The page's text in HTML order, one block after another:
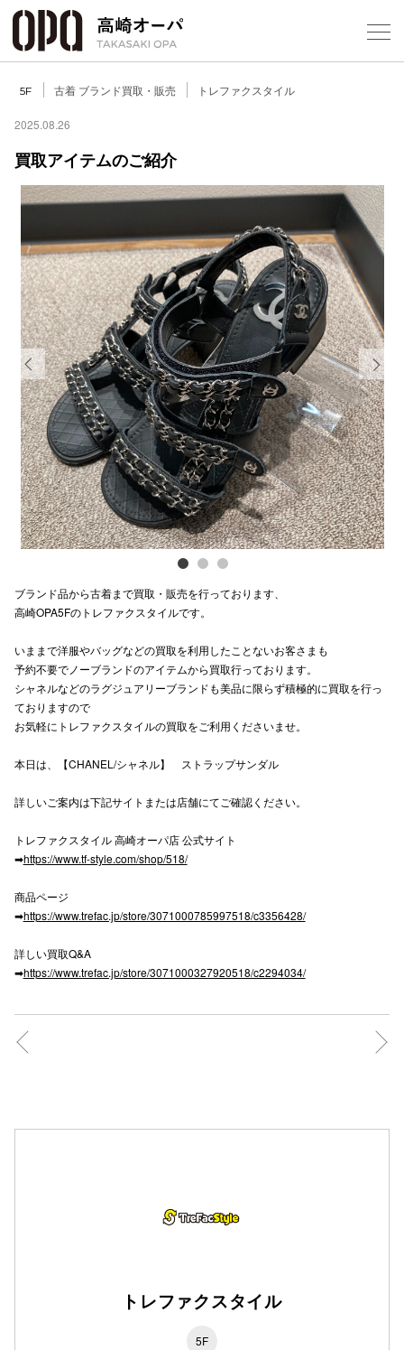
5F 古着 ブランド買取・販売 トレファクスタイル
2025.08.26
買取アイテムのご紹介
Previous Next
ブランド品から古着まで買取・販売を行っております、
高崎OPA5Fのトレファクスタイルです。
いままで洋服やバッグなどの買取を利用したことないお客さまも
予約不要でノーブランドのアイテムから買取行っております。
シャネルなどのラグジュアリーブランドも美品に限らず積極的に買取を行っ
ておりますので
お気軽にトレファクスタイルの買取をご利用くださいませ。
本日は、【CHANEL/シャネル】 ストラップサンダル
詳しいご案内は下記サイトまたは店舗にてご確認ください。
トレファクスタイル 高崎オーパ店 公式サイト
➡https://www.tf-style.com/shop/518/
商品ページ
➡https://www.trefac.jp/store/3071000785997518/c3356428/
詳しい買取Q&A
➡https://www.trefac.jp/store/3071000327920518/c2294034/
トレファクスタイル
5F
ショッ
レスト
施設案内
アクセ
スタッ
電話で
公式SNS
ソーシャル